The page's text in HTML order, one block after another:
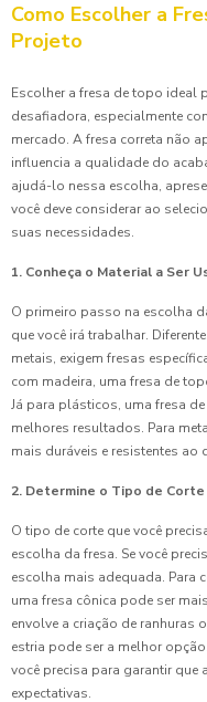
Como Escolher a
Projeto
Escolher a fresa de topo ideal
desafiadora, especialmente
mercado. A fresa correta não
influencia a qualidade do
ajudá-lo nessa escolha,
você deve considerar ao
suas necessidades.
1. Conheça o Material a Ser
O primeiro passo na escolha
que você irá trabalhar.
metais, exigem fresas
com madeira, uma fresa de
Já para plásticos, uma fresa
melhores resultados. Para
mais duráveis e resistentes ao
2. Determine o Tipo de
O tipo de corte que você
escolha da fresa. Se você
escolha mais adequada. Para
uma fresa cônica pode ser
envolve a criação de ranhuras
estria pode ser a melhor
você precisa para garantir que
expectativas.